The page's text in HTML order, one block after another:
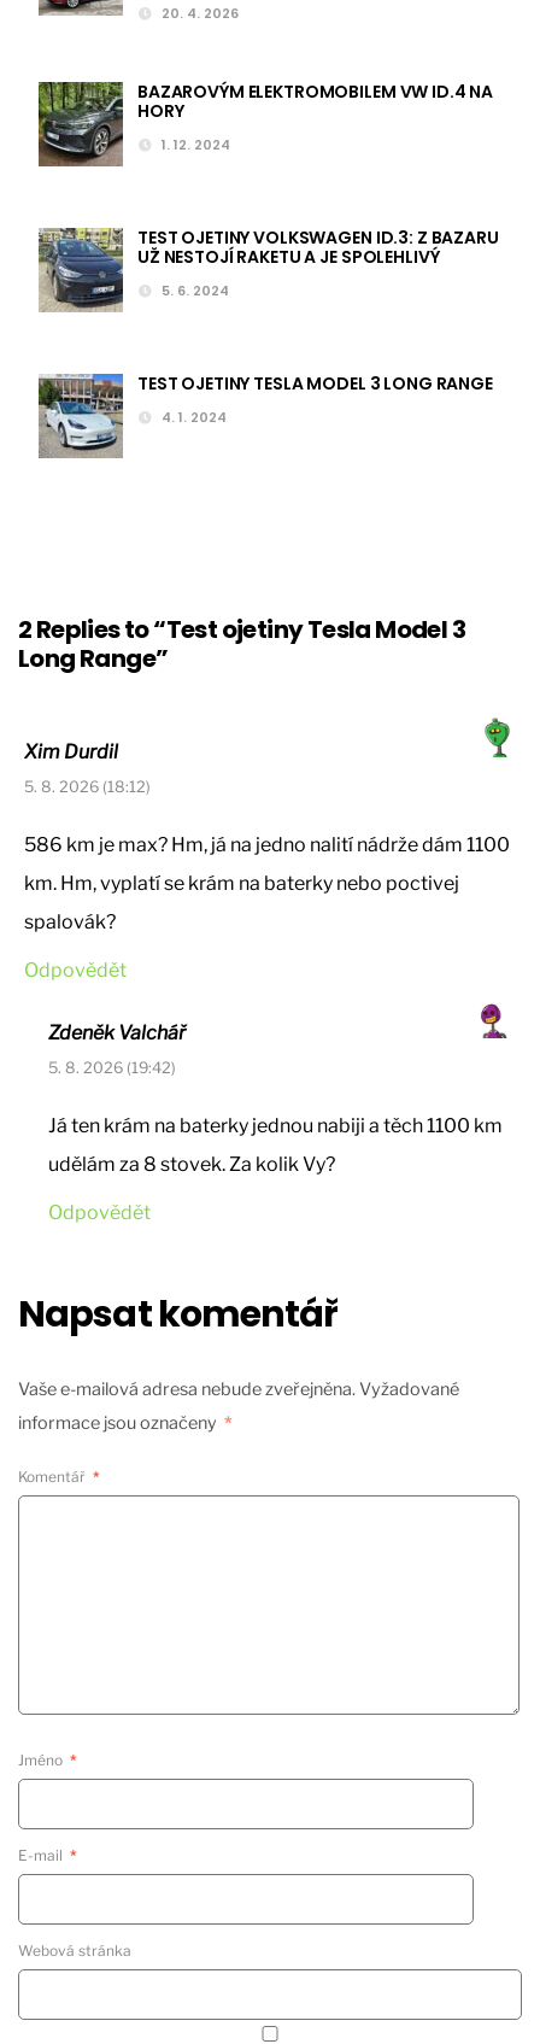
20. 4. 2026
BAZAROVÝM ELEKTROMOBILEM VW ID.4 NA
HORY
1. 12. 2024
TEST OJETINY VOLKSWAGEN ID.3: Z BAZARU
UŽ NESTOJÍ RAKETU A JE SPOLEHLIVÝ
5. 6. 2024
TEST OJETINY TESLA MODEL 3 LONG RANGE
4. 1. 2024
2 Replies to “Test ojetiny Tesla Model 3
Long Range”
Xim Durdil
5. 8. 2026 (18:12)
586 km je max? Hm, já na jedno nalití nádrže dám 1100
km. Hm, vyplatí se krám na baterky nebo poctivej
spalovák?
Odpovědět
Zdeněk Valchář
5. 8. 2026 (19:42)
Já ten krám na baterky jednou nabiji a těch 1100 km
udělám za 8 stovek. Za kolik Vy?
Odpovědět
Napsat komentář
Vaše e-mailová adresa nebude zveřejněna.Vyžadované
informace jsou označeny *
Komentář *
Jméno *
E-mail *
Webová stránka